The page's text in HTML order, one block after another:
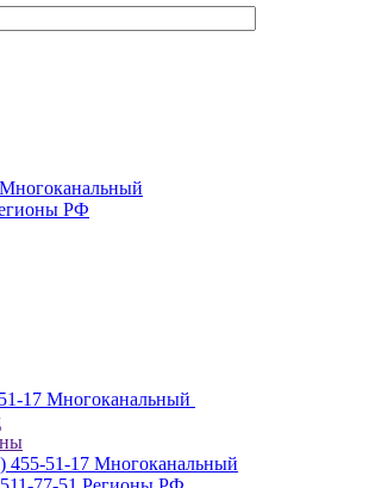
Многоканальный
РФ
17 Многоканальный
455-51-17 Многоканальный